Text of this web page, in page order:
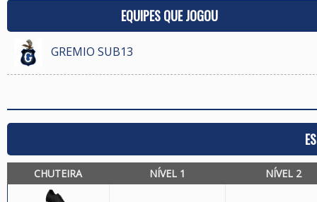
EQUIPES QUE JOGOU
GREMIO SUB13
CHUTEIRA NÍVEL 1 NÍVEL 2